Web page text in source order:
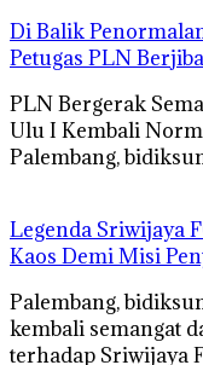
Di Balik
Petugas PLN
PLN Bergerak
Ulu I Kembali
Palembang,
Legenda Sriwijaya
Kaos Demi Misi
Palembang,
kembali semangat
terhadap Sriwijaya